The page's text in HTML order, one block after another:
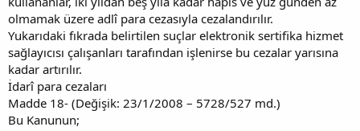
olmamak üzere adlî para cezasıyla cezalandırılır.
Yukarıdaki fıkrada belirtilen suçlar elektronik sertifika hizmet
sağlayıcısı çalışanları tarafından işlenirse bu cezalar yarısına
kadar artırılır.
İdarî para cezaları
Madde 18- (Değişik: 23/1/2008 – 5728/527 md.)
Bu Kanunun;